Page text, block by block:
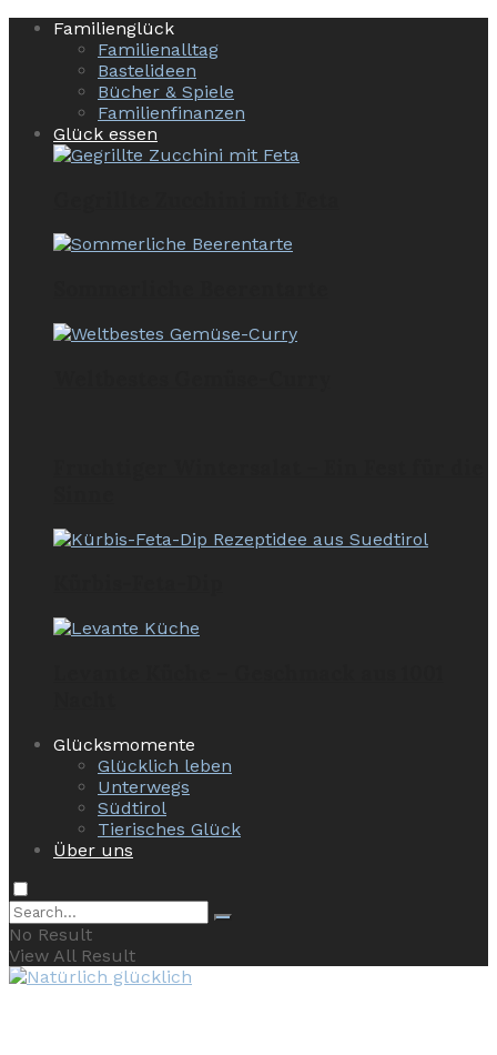
Familienglück
Familienalltag
Bastelideen
Bücher & Spiele
Familienfinanzen
Glück essen
Glücksmomente
Glücklich leben
Unterwegs
Südtirol
Tierisches Glück
Über uns
No Result
View All Result